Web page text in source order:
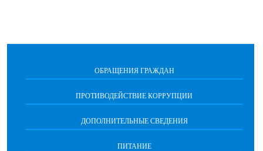
ОБРАЩЕНИЯ ГРАЖДАН
ПРОТИВОДЕЙСТВИЕ КОРРУПЦИИ
ДОПОЛНИТЕЛЬНЫЕ СВЕДЕНИЯ
ПИТАНИЕ